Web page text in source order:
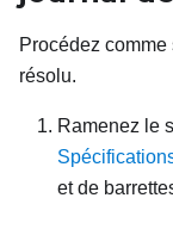
Procédez
résolu.
Ramenez le
et de